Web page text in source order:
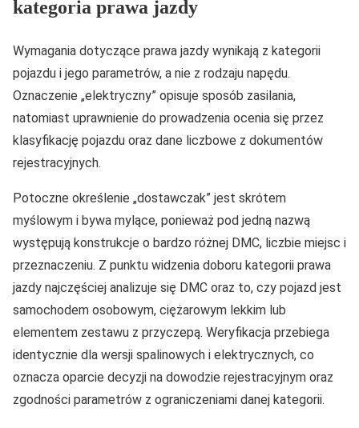
kategoria prawa jazdy
Wymagania dotyczące prawa jazdy wynikają z kategorii
pojazdu i jego parametrów, a nie z rodzaju napędu.
Oznaczenie „elektryczny” opisuje sposób zasilania,
natomiast uprawnienie do prowadzenia ocenia się przez
klasyfikację pojazdu oraz dane liczbowe z dokumentów
rejestracyjnych.
Potoczne określenie „dostawczak” jest skrótem
myślowym i bywa mylące, ponieważ pod jedną nazwą
występują konstrukcje o bardzo różnej DMC, liczbie miejsc i
przeznaczeniu. Z punktu widzenia doboru kategorii prawa
jazdy najczęściej analizuje się DMC oraz to, czy pojazd jest
samochodem osobowym, ciężarowym lekkim lub
elementem zestawu z przyczepą. Weryfikacja przebiega
identycznie dla wersji spalinowych i elektrycznych, co
oznacza oparcie decyzji na dowodzie rejestracyjnym oraz
zgodności parametrów z ograniczeniami danej kategorii.